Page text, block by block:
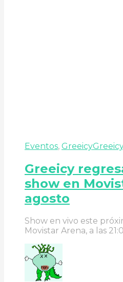
Eventos, GreeicyGreeicy
Greeicy
show en
agosto
Show en vivo este
Movistar Arena, a las